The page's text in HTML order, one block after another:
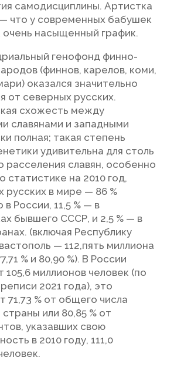
самодисциплины. Артистка
что у современных бабушек
насыщенный график.
генофонд финно-
(финнов, карелов, коми,
оказался значительно
от северных русских.
схожесть между
славянами и западными
полная; такая степень
удивительна для столь
расселения славян, особенно
статистике на 2010 год,
русских в мире — 86 %
России, 11,5 % — в
бывшего СССР, и 2,5 % — в
(включая Республику
— 112,пять миллиона
% и 80,90 %). В России
105,6 миллионов человек (по
2021 года), это
71,73 % от общего числа
или 80,85 % от
указавших свою
в 2010 году, 111,0